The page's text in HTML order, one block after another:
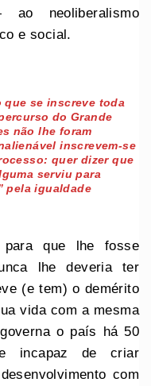
neoliberalismo
e social.
que se inscreve toda
do Grande
não lhe foram
inscrevem-se
quer dizer que
serviu para
pela igualdade
que lhe fosse
lhe deveria ter
(e tem) o demérito
vida com a mesma
o país há 50
incapaz de criar
com